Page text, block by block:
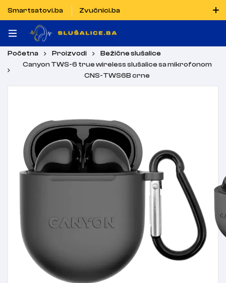
Smartsatovi.ba
Zvučnici.ba
Naručiti možete i porukom putem Vibera i WhatsAppa
Početna Proizvodi
Bežične slušalice
Canyon TWS-6 true wireless slušalice sa mikrofonom
CNS-TWS6B crne